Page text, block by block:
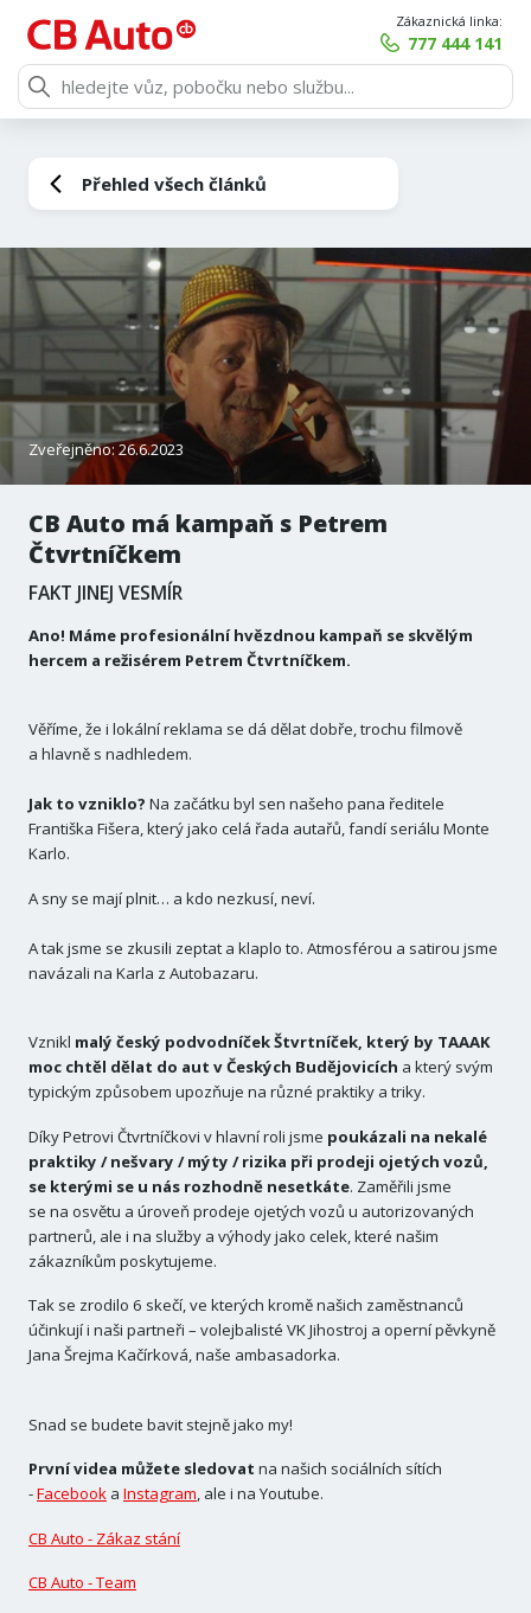
Zákaznická linka:
777 444 141
Přehled všech článků
Zveřejněno: 26.6.2023
CB Auto má kampaň s Petrem
Čtvrtníčkem
FAKT JINEJ VESMÍR
Ano! Máme profesionální hvězdnou kampaň se skvělým
hercem a režisérem Petrem Čtvrtníčkem.
Věříme, že i lokální reklama se dá dělat dobře, trochu filmově
a hlavně s nadhledem.
Jak to vzniklo? Na začátku byl sen našeho pana ředitele
Františka Fišera, který jako celá řada autařů, fandí seriálu Monte
Karlo.
A sny se mají plnit… a kdo nezkusí, neví.
A tak jsme se zkusili zeptat a klaplo to. Atmosférou a satirou jsme
navázali na Karla z Autobazaru.
Vznikl malý český podvodníček Štvrtníček, který by TAAAK
moc chtěl dělat do aut v Českých Budějovicích a který svým
typickým způsobem upozňuje na různé praktiky a triky.
Díky Petrovi Čtvrtníčkovi v hlavní roli jsme poukázali na nekalé
praktiky / nešvary / mýty / rizika při prodeji ojetých vozů,
se kterými se u nás rozhodně nesetkáte. Zaměřili jsme
se na osvětu a úroveň prodeje ojetých vozů u autorizovaných
partnerů, ale i na služby a výhody jako celek, které našim
zákazníkům poskytujeme.
Tak se zrodilo 6 skečí, ve kterých kromě našich zaměstnanců
účinkují i naši partneři – volejbalisté VK Jihostroj a operní pěvkyně
Jana Šrejma Kačírková, naše ambasadorka.
Snad se budete bavit stejně jako my!
První videa můžete sledovat na našich sociálních sítích
-Facebook a Instagram, ale i na Youtube.
CB Auto - Zákaz stání
CB Auto - Team